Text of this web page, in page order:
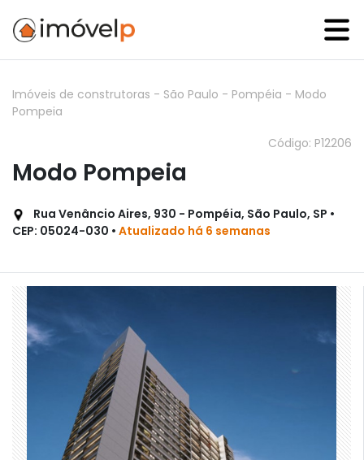
Imóveis de construtoras - São Paulo - Pompéia - Modo
Pompeia
Código: P12206
Modo Pompeia
Rua Venâncio Aires, 930 - Pompéia, São Paulo, SP •
CEP: 05024-030 • Atualizado há 6 semanas